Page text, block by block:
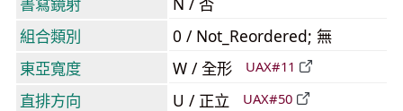
組合類別
0 / Not_Reordered; 無
東亞寬度
W / 全形 UAX#11
直排方向 U / 正立 UAX#50